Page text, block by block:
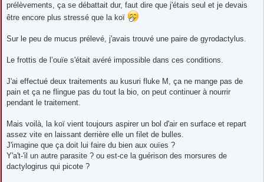
prélèvements, ça se débattait dur, faut dire que j'étais seul et je devais
être encore plus stressé que la koï
Sur le peu de mucus prélevé, j'avais trouvé une paire de gyrodactylus.
Le frottis de l’ouïe s'était avéré impossible dans ces conditions.
J'ai effectué deux traitements au kusuri fluke M, ça ne mange pas de
pain et ça ne flingue pas du tout la bio, on peut continuer à nourrir
pendant le traitement.
Mais voilà, la koï vient toujours aspirer un bol d'air en surface et repart
assez vite en laissant derrière elle un filet de bulles.
J'imagine que ça doit lui faire du bien aux ouïes ?
Y'a't-'il un autre parasite ? ou est-ce la guérison des morsures de
dactylogirus qui picote ?